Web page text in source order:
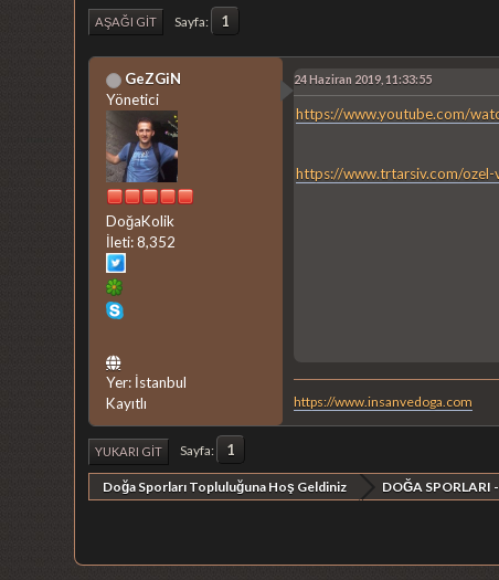
AŞAĞI GIT Sayfa 1
GeZGiN
Yönetici
DoğaKolik
İleti: 8,352
Yer: İstanbul
Kayıtlı
24 Haziran 2019, 11:33:55
https://www.youtube.com/
https://www.trtarsiv.com/
https://www.insanvedoga.com
YUKARI GIT Sayfa 1
Doğa Sporları Topluluğuna Hoş Geldiniz DOĞA SPORLARI